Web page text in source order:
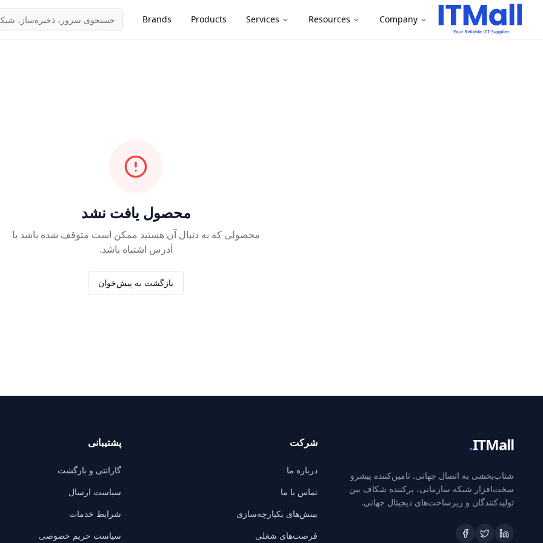
Brands Products Services Resources Company
محصول یافت نشد
محصولی که به دنبال آن هستید ممکن است متوقف شده باشد یا
آدرس اشتباه باشد.
بازگشت به پیش‌خوان
ITMall
.
شتاب‌بخشی به اتصال جهانی. تامین‌کننده پیشرو
سخت‌افزار شبکه سازمانی، پرکننده شکاف بین
تولیدکنندگان و زیرساخت‌های دیجیتال جهانی.
شرکت
درباره ما
تماس با ما
بینش‌های یکپارچه‌سازی
فرصت‌های شغلی
پشتیبانی
گارانتی و بازگشت
سیاست ارسال
شرایط خدمات
سیاست حریم خصوصی